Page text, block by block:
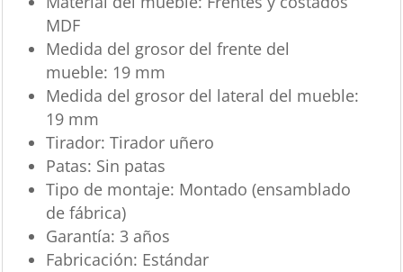
MDF
Medida del grosor del frente del
mueble: 19 mm
Medida del grosor del lateral del mueble:
19 mm
Tirador: Tirador uñero
Patas: Sin patas
Tipo de montaje: Montado (ensamblado
de fábrica)
Garantía: 3 años
Fabricación: Estándar